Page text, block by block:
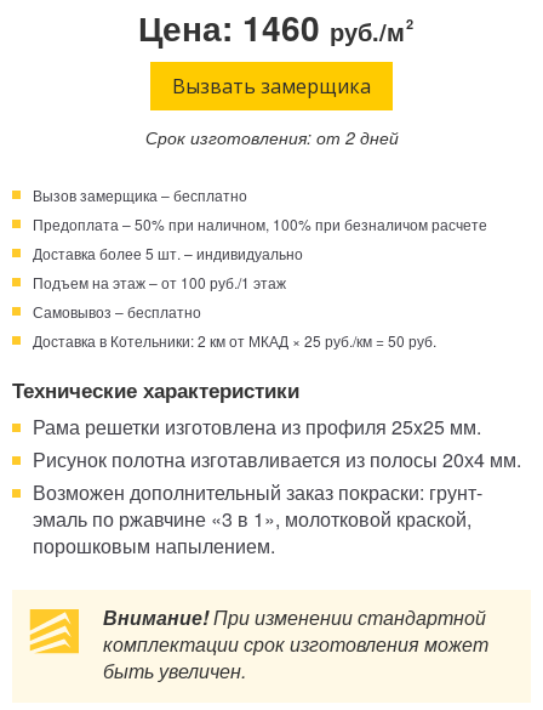
+7 (495) 003-40-74 Круглосуточно!
Цена: 1460 руб./м2
Вызвать замерщика
Срок изготовления: от 2 дней
Вызов замерщика – бесплатно
Предоплата – 50% при наличном, 100% при безналичом расчете
Доставка более 5 шт. – индивидуально
Подъем на этаж – от 100 руб./1 этаж
Самовывоз – бесплатно
Доставка в Котельники: 2 км от МКАД × 25 руб./км = 50 руб.
Технические характеристики
Рама решетки изготовлена из профиля 25x25 мм.
Рисунок полотна изготавливается из полосы 20х4 мм.
Возможен дополнительный заказ покраски: грунт-
эмаль по ржавчине «3 в 1», молотковой краской,
порошковым напылением.
Внимание!При изменении стандартной
комплектации срок изготовления может
быть увеличен.